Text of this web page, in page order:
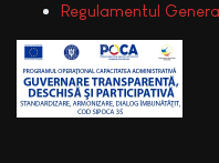
Regulamentul